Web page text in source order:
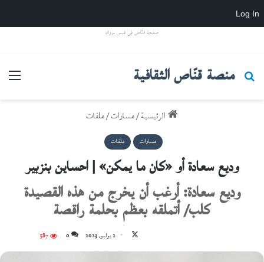
Log In
صفحة قنّاص في فيس بووك
منصة قنّاص الثقافية
بحث عن
الرئيسية/مسارات/ملفات
مسارات ملفات
وديع سعادة أو «كان ما يمكن» | احساين بنزبير
وديع سعادة: أرغب أن يخرج من هذه القصيدة
كلب/ أتملقه بعظم بحلمة راقصة
على
2 يوليو، 2023 0
587